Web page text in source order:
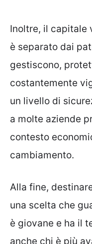
Inoltre, il capitale
è separato dai
gestiscono,
costantemente
un livello di
a molte aziende
contesto
cambiamento.
Alla fine,
una scelta che
è giovane e ha il
anche chi è più